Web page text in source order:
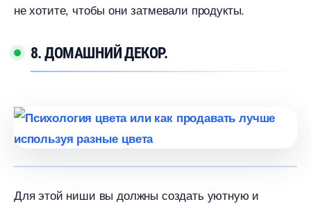
не хотите, чтобы они затмевали продукты.
8. ДОМАШНИЙ ДЕКОР.
Для этой ниши вы должны создать уютную и